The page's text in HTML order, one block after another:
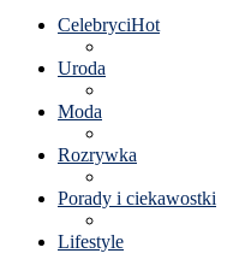
CelebryciHot
Uroda
Moda
Rozrywka
Porady i ciekawostki
Lifestyle